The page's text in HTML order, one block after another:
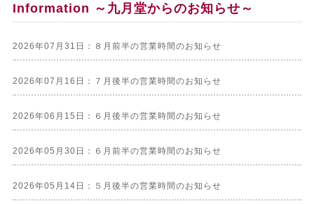
Information ～九月堂からのお知らせ～
2026年07月31日：８月前半の営業時間のお知らせ
2026年07月16日：７月後半の営業時間のお知らせ
2026年06月15日：６月後半の営業時間のお知らせ
2026年05月30日：６月前半の営業時間のお知らせ
2026年05月14日：５月後半の営業時間のお知らせ